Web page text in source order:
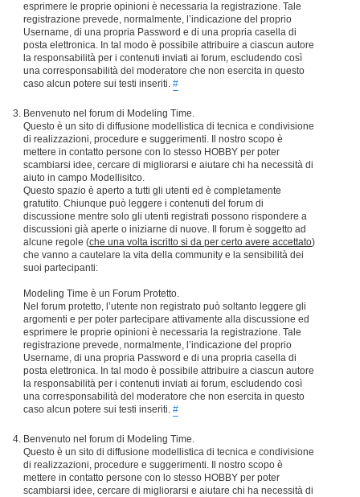
esprimere le proprie opinioni è necessaria la registrazione. Tale
registrazione prevede, normalmente, l’indicazione del proprio
Username, di una propria Password e di una propria casella di
posta elettronica. In tal modo è possibile attribuire a ciascun autore
la responsabilità per i contenuti inviati ai forum, escludendo così
una corresponsabilità del moderatore che non esercita in questo
caso alcun potere sui testi inseriti. #
Benvenuto nel forum di Modeling Time.
Questo è un sito di diffusione modellistica di tecnica e condivisione
di realizzazioni, procedure e suggerimenti. Il nostro scopo è
mettere in contatto persone con lo stesso HOBBY per poter
scambiarsi idee, cercare di migliorarsi e aiutare chi ha necessità di
aiuto in campo Modellisitco.
Questo spazio è aperto a tutti gli utenti ed è completamente
gratutito. Chiunque può leggere i contenuti del forum di
discussione mentre solo gli utenti registrati possono rispondere a
discussioni già aperte o iniziarne di nuove. Il forum è soggetto ad
alcune regole (che una volta iscritto si da per certo avere accettato)
che vanno a cautelare la vita della community e la sensibilità dei
suoi partecipanti:
Modeling Time è un Forum Protetto.
Nel forum protetto, l’utente non registrato può soltanto leggere gli
argomenti e per poter partecipare attivamente alla discussione ed
esprimere le proprie opinioni è necessaria la registrazione. Tale
registrazione prevede, normalmente, l’indicazione del proprio
Username, di una propria Password e di una propria casella di
posta elettronica. In tal modo è possibile attribuire a ciascun autore
la responsabilità per i contenuti inviati ai forum, escludendo così
una corresponsabilità del moderatore che non esercita in questo
caso alcun potere sui testi inseriti. #
Benvenuto nel forum di Modeling Time.
Questo è un sito di diffusione modellistica di tecnica e condivisione
di realizzazioni, procedure e suggerimenti. Il nostro scopo è
mettere in contatto persone con lo stesso HOBBY per poter
scambiarsi idee, cercare di migliorarsi e aiutare chi ha necessità di